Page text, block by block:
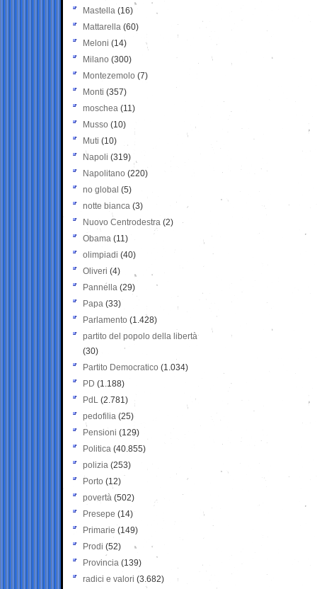
Mastella (16)
Mattarella (60)
Meloni (14)
Milano (300)
Montezemolo (7)
Monti (357)
moschea (11)
Musso (10)
Muti (10)
Napoli (319)
Napolitano (220)
no global (5)
notte bianca (3)
Nuovo Centrodestra (2)
Obama (11)
olimpiadi (40)
Oliveri (4)
Pannella (29)
Papa (33)
Parlamento (1.428)
partito del popolo della libertà
(30)
Partito Democratico (1.034)
PD (1.188)
PdL (2.781)
pedofilia (25)
Pensioni (129)
Politica (40.855)
polizia (253)
Porto (12)
povertà (502)
Presepe (14)
Primarie (149)
Prodi (52)
Provincia (139)
radici e valori (3.682)